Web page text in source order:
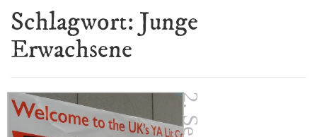
Schlagwort: Junge
Erwachsene